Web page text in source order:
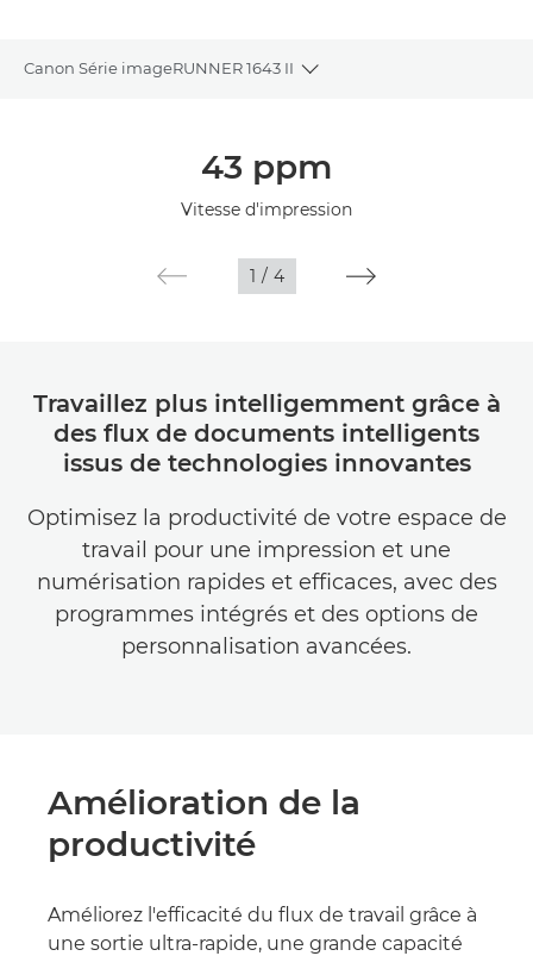
Canon Série imageRUNNER 1643 II
Toggle breadcrumbs
43 ppm
Vitesse d'impression
1 / 4
Travaillez plus intelligemment grâce à
des flux de documents intelligents
issus de technologies innovantes
Optimisez la productivité de votre espace de
travail pour une impression et une
numérisation rapides et efficaces, avec des
programmes intégrés et des options de
personnalisation avancées.
Amélioration de la
productivité
Améliorez l'efficacité du flux de travail grâce à
une sortie ultra-rapide, une grande capacité